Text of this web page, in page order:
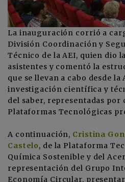
La inauguración corrió a
División Coordinación y
Técnico de la AEI, quien dio
asistentes y comentó la
que se llevan a cabo desde
investigación científica y
del saber, representadas por
Plataformas Tecnológicas
A continuación, Cristina
Castelo, de la Plataforma
Química Sostenible y del
representación del Grupo
Economía Circular,